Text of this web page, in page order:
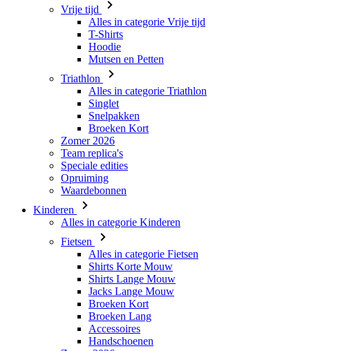
Vrije tijd
Alles in categorie Vrije tijd
T-Shirts
Hoodie
Mutsen en Petten
Triathlon
Alles in categorie Triathlon
Singlet
Snelpakken
Broeken Kort
Zomer 2026
Team replica's
Speciale edities
Opruiming
Waardebonnen
Kinderen
Alles in categorie Kinderen
Fietsen
Alles in categorie Fietsen
Shirts Korte Mouw
Shirts Lange Mouw
Jacks Lange Mouw
Broeken Kort
Broeken Lang
Accessoires
Handschoenen